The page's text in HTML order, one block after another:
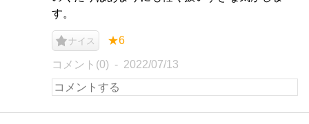
す。
ナイス ★6
コメント(0) 2022/07/13